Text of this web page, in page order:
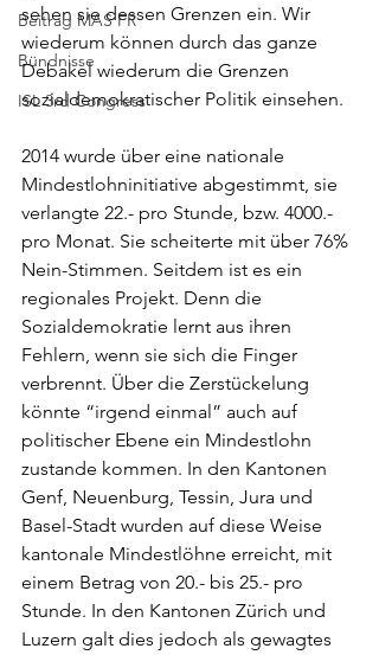
Beitrag MAS FR
Bündnisse
ISL 3rd Congress
sehen sie dessen Grenzen ein. Wir
wiederum können durch das ganze
Debakel wiederum die Grenzen
sozialdemokratischer Politik einsehen.
2014 wurde über eine nationale
Mindestlohninitiative abgestimmt, sie
verlangte 22.- pro Stunde, bzw. 4000.-
pro Monat. Sie scheiterte mit über 76%
Nein-Stimmen. Seitdem ist es ein
regionales Projekt. Denn die
Sozialdemokratie lernt aus ihren
Fehlern, wenn sie sich die Finger
verbrennt. Über die Zerstückelung
könnte “irgend einmal” auch auf
politischer Ebene ein Mindestlohn
zustande kommen. In den Kantonen
Genf, Neuenburg, Tessin, Jura und
Basel-Stadt wurden auf diese Weise
kantonale Mindestlöhne erreicht, mit
einem Betrag von 20.- bis 25.- pro
Stunde. In den Kantonen Zürich und
Luzern galt dies jedoch als gewagtes